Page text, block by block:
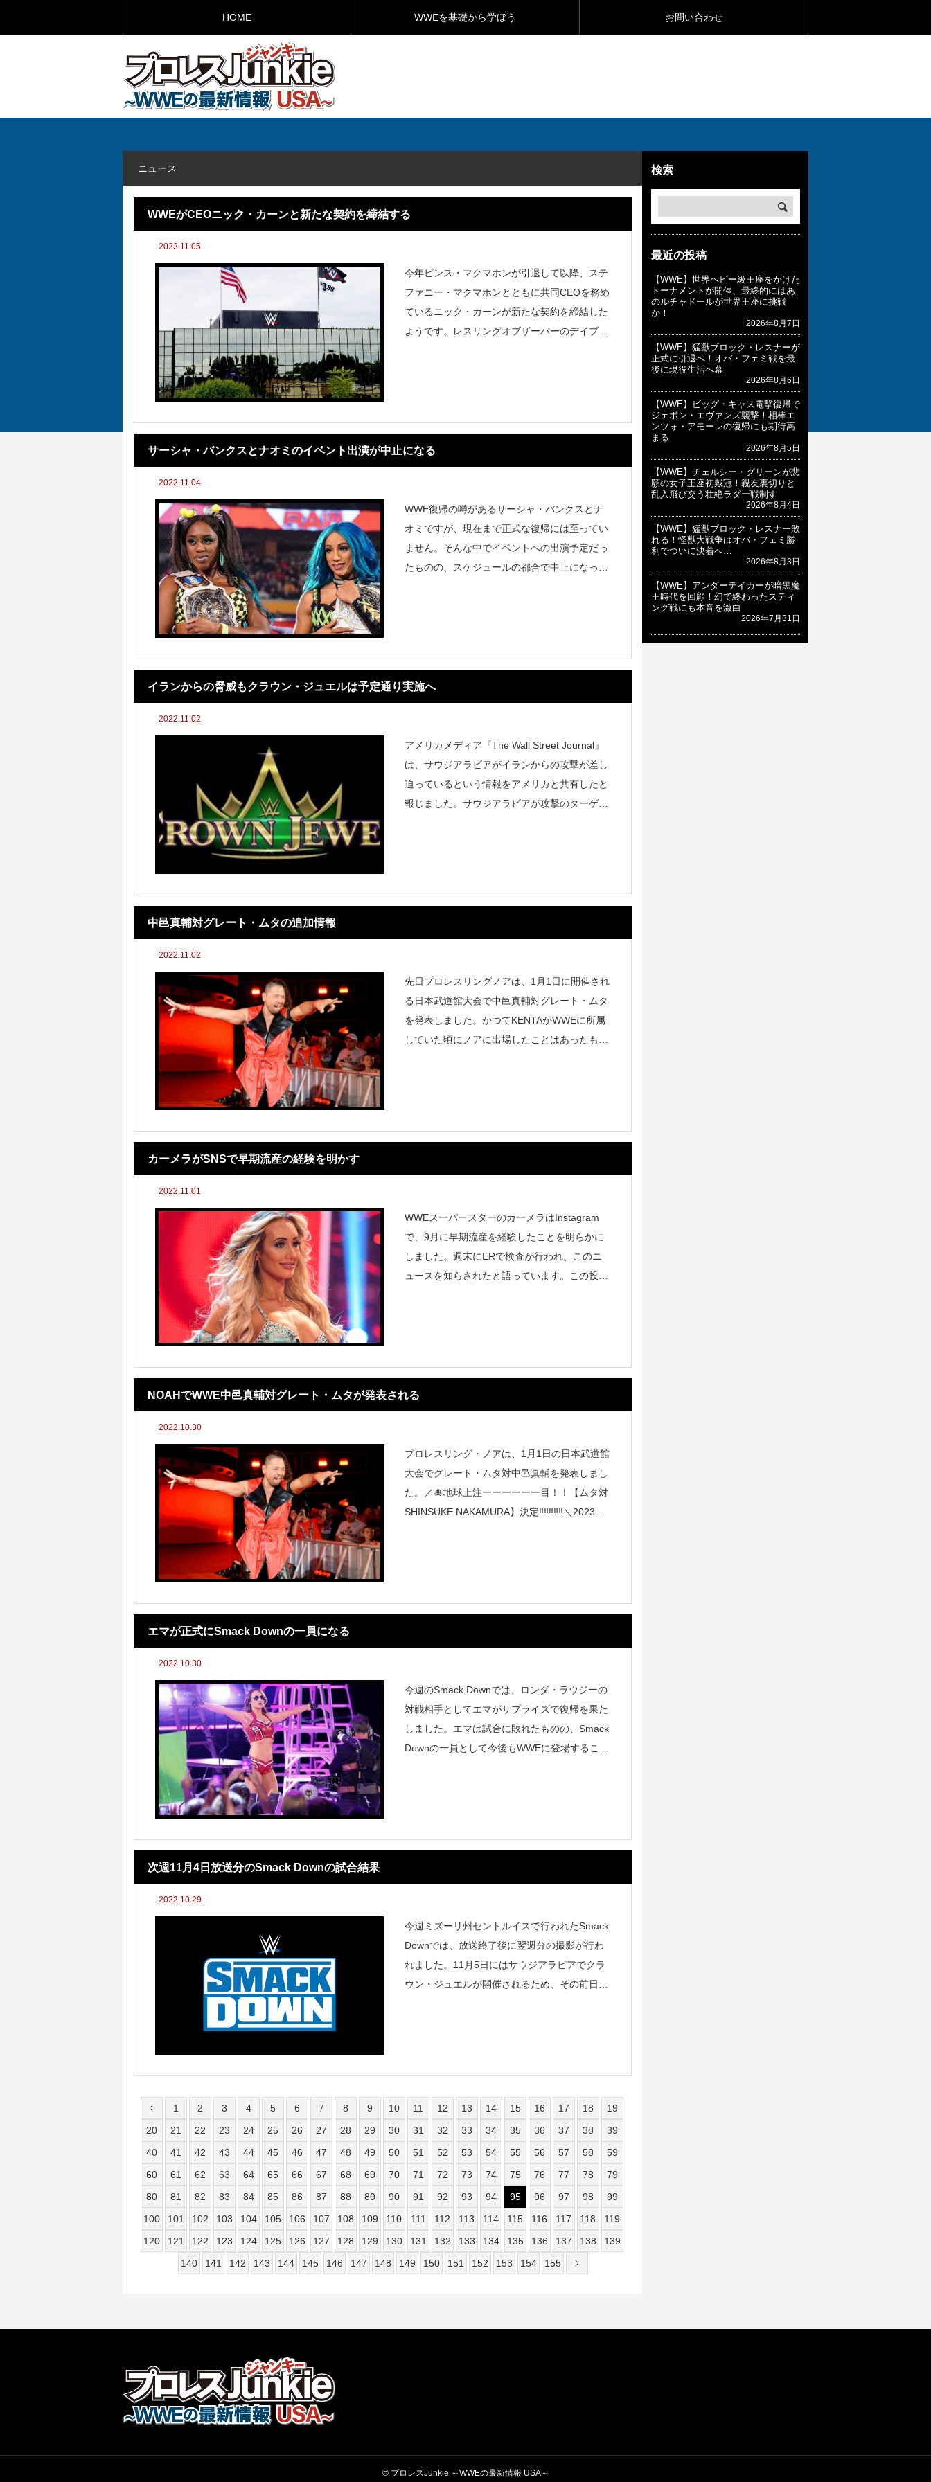
HOME WWEを基礎から学ぼう お問い合わせ
ニュース
WWEがCEOニック・カーンと新たな契約を締結する
2022.11.05
今年ビンス・マクマホンが引退して以降、ステ
ファニー・マクマホンとともに共同CEOを務め
ているニック・カーンが新たな契約を締結した
ようです。レスリングオブザーバーのデイブ・
サーシャ・バンクスとナオミのイベント出演が中止になる
2022.11.04
WWE復帰の噂があるサーシャ・バンクスとナ
オミですが、現在まで正式な復帰には至ってい
ません。そんな中でイベントへの出演予定だっ
たものの、スケジュールの都合で中止になった
イランからの脅威もクラウン・ジュエルは予定通り実施へ
2022.11.02
アメリカメディア『The Wall Street Journal』
は、サウジアラビアがイランからの攻撃が差し
迫っているという情報をアメリカと共有したと
報じました。サウジアラビアが攻撃のターゲッ
中邑真輔対グレート・ムタの追加情報
2022.11.02
先日プロレスリングノアは、1月1日に開催され
る日本武道館大会で中邑真輔対グレート・ムタ
を発表しました。かつてKENTAがWWEに所属
していた頃にノアに出場したことはあったもの
カーメラがSNSで早期流産の経験を明かす
2022.11.01
WWEスーパースターのカーメラはInstagram
で、9月に早期流産を経験したことを明らかに
しました。週末にERで検査が行われ、このニ
ュースを知らされたと語っています。この投稿
NOAHでWWE中邑真輔対グレート・ムタが発表される
2022.10.30
プロレスリング・ノアは、1月1日の日本武道館
大会でグレート・ムタ対中邑真輔を発表しまし
た。／🎍地球上注ーーーーーー目！！【ムタ対
SHINSUKE NAKAMURA】決定‼‼‼‼‼＼2023年1
エマが正式にSmack Downの一員になる
2022.10.30
今週のSmack Downでは、ロンダ・ラウジーの
対戦相手としてエマがサプライズで復帰を果た
しました。エマは試合に敗れたものの、Smack
Downの一員として今後もWWEに登場すること
次週11月4日放送分のSmack Downの試合結果
2022.10.29
今週ミズーリ州セントルイスで行われたSmack
Downでは、放送終了後に翌週分の撮影が行わ
れました。11月5日にはサウジアラビアでクラ
ウン・ジュエルが開催されるため、その前日の
1 2 3 4 5 6 7 8 9 10 11 12 13 14 15 16 17 18
19
20
21 22 23 24 25 26 27 28 29 30 31 32 33 34 35 36 37 38
39
40
41 42 43 44 45 46 47 48 49 50 51 52 53 54 55 56 57 58
59
60
61 62 63 64 65 66 67 68 69 70 71 72 73 74 75 76 77 78
79
80
81 82 83 84 85 86 87 88 89 90 91 92 93 94 95 96 97 98
99
100
101 102 103 104 105 106 107 108 109 110 111 112 113 114 115 116 117 118
119
120
121 122 123 124 125 126 127 128 129 130 131 132 133 134 135 136 137 138
139
140
141 142 143 144 145 146 147 148 149 150 151 152 153 154 155
検索
最近の投稿
【WWE】世界ヘビー級王座をかけた
トーナメントが開催、最終的にはあ
のルチャドールが世界王座に挑戦
か！
2026年8月7日
【WWE】猛獣ブロック・レスナーが
正式に引退へ！オバ・フェミ戦を最
後に現役生活へ幕
2026年8月6日
【WWE】ビッグ・キャス電撃復帰で
ジェボン・エヴァンズ襲撃！相棒エ
ンツォ・アモーレの復帰にも期待高
まる
2026年8月5日
【WWE】チェルシー・グリーンが悲
願の女子王座初戴冠！親友裏切りと
乱入飛び交う壮絶ラダー戦制す
2026年8月4日
【WWE】猛獣ブロック・レスナー敗
れる！怪獣大戦争はオバ・フェミ勝
利でついに決着へ…
2026年8月3日
【WWE】アンダーテイカーが暗黒魔
王時代を回顧！幻で終わったスティ
ング戦にも本音を激白
2026年7月31日
© プロレスJunkie ～WWEの最新情報 USA～